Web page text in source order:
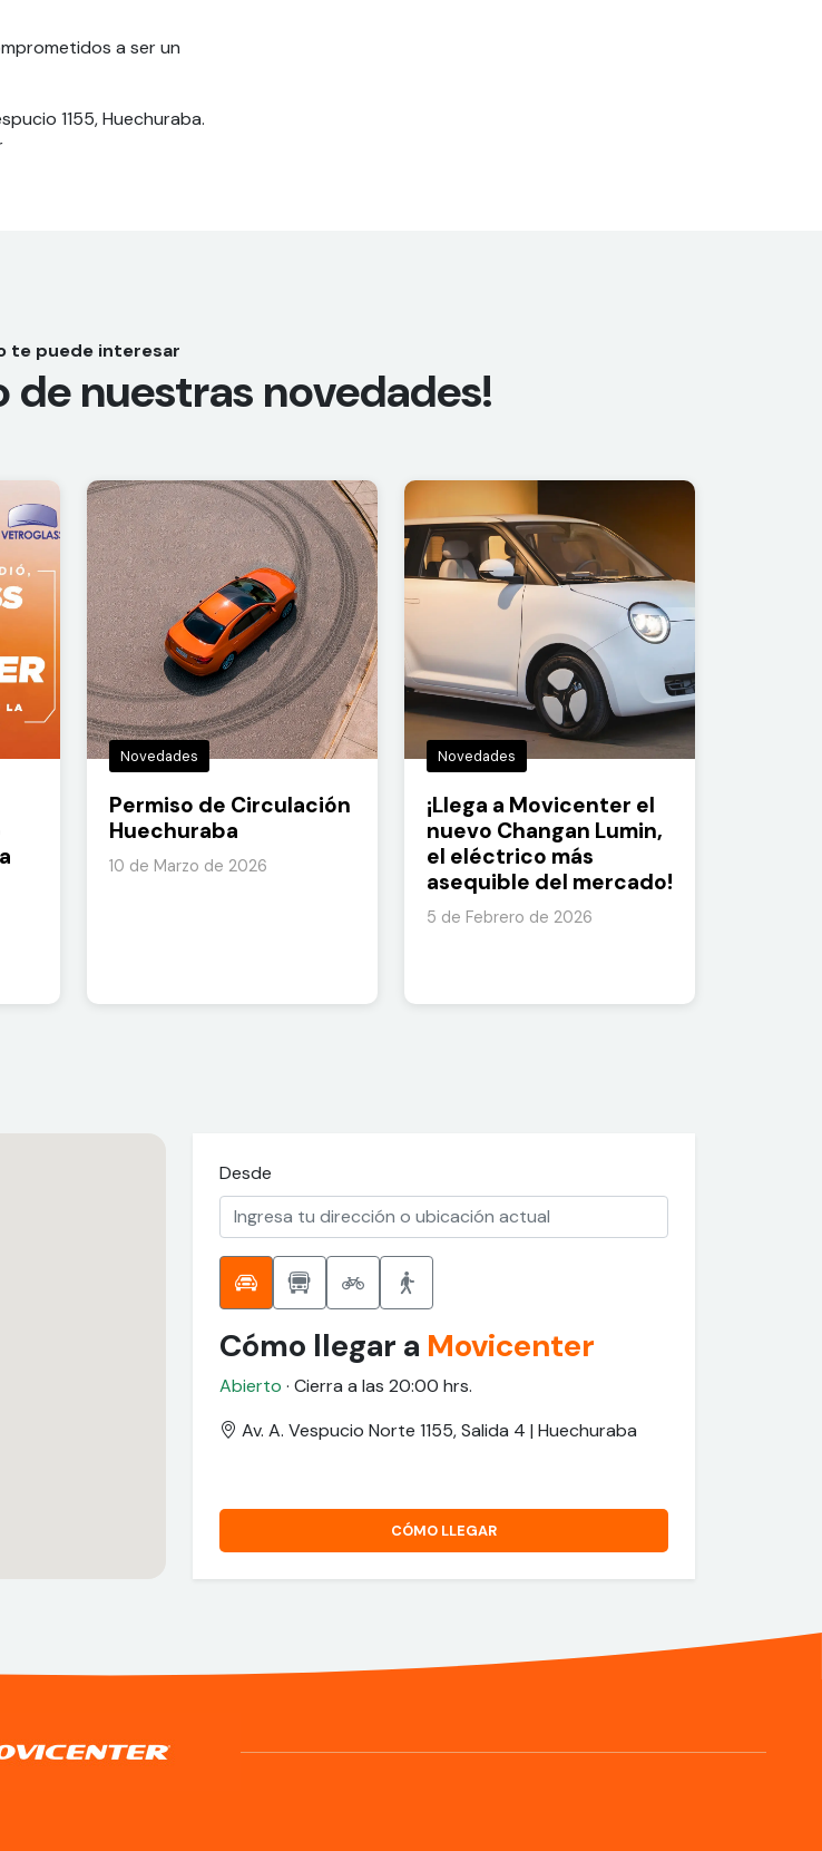
a ser un
1155, Huechuraba.
te puede interesar
de nuestras novedades!
Novedades
Permiso de Circulación
Huechuraba
10 de Marzo de 2026
Novedades
¡Llega a Movicenter el
nuevo Changan Lumin,
el eléctrico más
asequible del mercado!
5 de Febrero de 2026
Desde
Cómo llegar a Movicenter
Abierto · Cierra a las 20:00 hrs.
Av. A. Vespucio Norte 1155, Salida 4 | Huechuraba
CÓMO LLEGAR